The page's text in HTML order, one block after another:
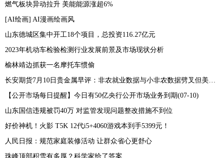
燃气板块异动拉升 美能能源涨超6%
[AI绘画] AI漫画绘画风
山东德城区集中开工18个项目，总投资116.27亿元
2023年机动车检验检测行业发展前景及市场现状分析
榆林靖边抓获一名摩托车惯偷
长安期货7月10日贵金属早评：非农就业数据与小非农数据劈叉但美联储本月加息预期仍存，贵金属期价或承压运行
【公开市场每日提醒】今日有50亿央行公开市场业务到期(07-10)
山东国信违规被罚40万 对监管发现问题整改措施不到位
好价神机！火影 T5K 12代i5+4060游戏本到手5399元！
人民日报：规范家庭装修活动 让群众省心更舒心
珠峰顶部积雪有多厚？科学家给了答案